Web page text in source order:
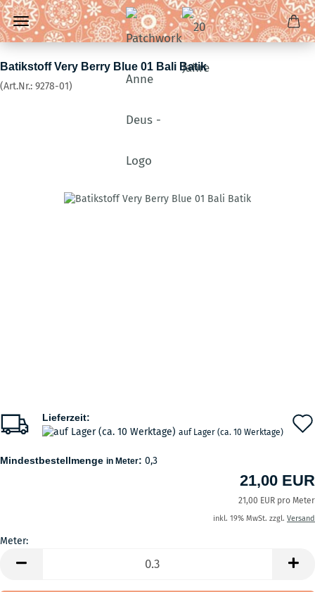
Batikstoff Very Berry Blue 01 Bali Batik
(Art.Nr.: 9278-01)
Lieferzeit:
auf Lager (ca. 10 Werktage)
Mindestbestellmenge in Meter: 0,3
21,00 EUR
21,00 EUR pro Meter
inkl. 19% MwSt. zzgl. Versand
Meter: